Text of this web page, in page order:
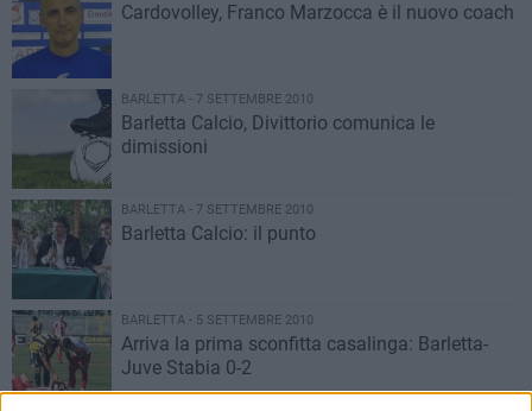
Cardovolley, Franco Marzocca è il nuovo coach
BARLETTA - 7 SETTEMBRE 2010
Barletta Calcio, Divittorio comunica le
dimissioni
BARLETTA - 7 SETTEMBRE 2010
Barletta Calcio: il punto
BARLETTA - 5 SETTEMBRE 2010
Arriva la prima sconfitta casalinga: Barletta-
Juve Stabia 0-2